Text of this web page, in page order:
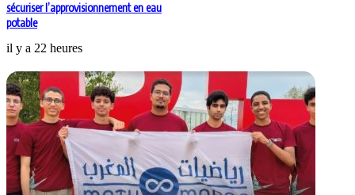
sécuriser l’approvisionnement en eau
potable
il y a 22 heures